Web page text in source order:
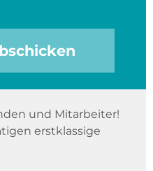
und Mitarbeiter!
erstklassige